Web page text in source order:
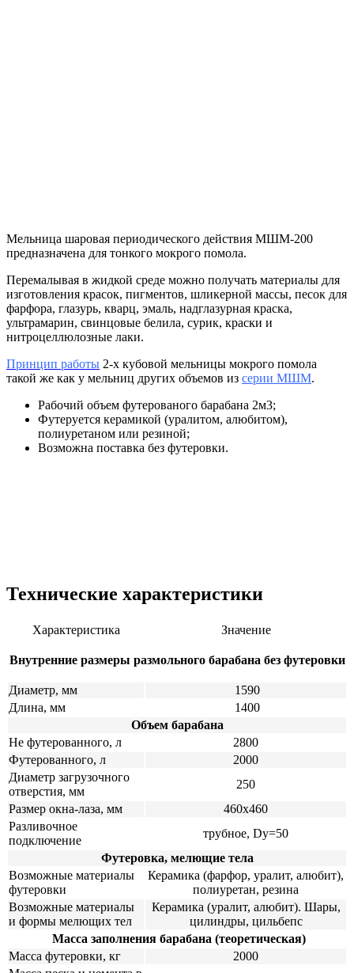
Мельница шаровая периодического действия МШМ-200
предназначена для тонкого мокрого помола.
Перемалывая в жидкой среде можно получать материалы для
изготовления красок, пигментов, шликерной массы, песок для
фарфора, глазурь, кварц, эмаль, надглазурная краска,
ультрамарин, свинцовые белила, сурик, краски и
нитроцеллюлозные лаки.
Принцип работы 2-х кубовой мельницы мокрого помола
такой же как у мельниц других объемов из серии МШМ.
Рабочий объем футерованого барабана 2м3;
Футеруется керамикой (уралитом, алюбитом),
полиуретаном или резиной;
Возможна поставка без футеровки.
Технические характеристики
Характеристика Значение
Внутренние размеры размольного барабана без футеровки
Диаметр, мм
1590
Длина, мм
1400
Объем барабана
Не футерованного, л
2800
Футерованного, л
2000
Диаметр загрузочного
отверстия, мм
250
Размер окна-лаза, мм
460х460
Разливочное
подключение
трубное, Dу=50
Футеровка, мелющие тела
Возможные материалы
футеровки
Керамика (фарфор, уралит, алюбит),
полиуретан, резина
Возможные материалы
и формы мелющих тел
Керамика (уралит, алюбит). Шары,
цилиндры, цильбепс
Масса заполнения барабана (теоретическая)
Масса футеровки, кг
2000